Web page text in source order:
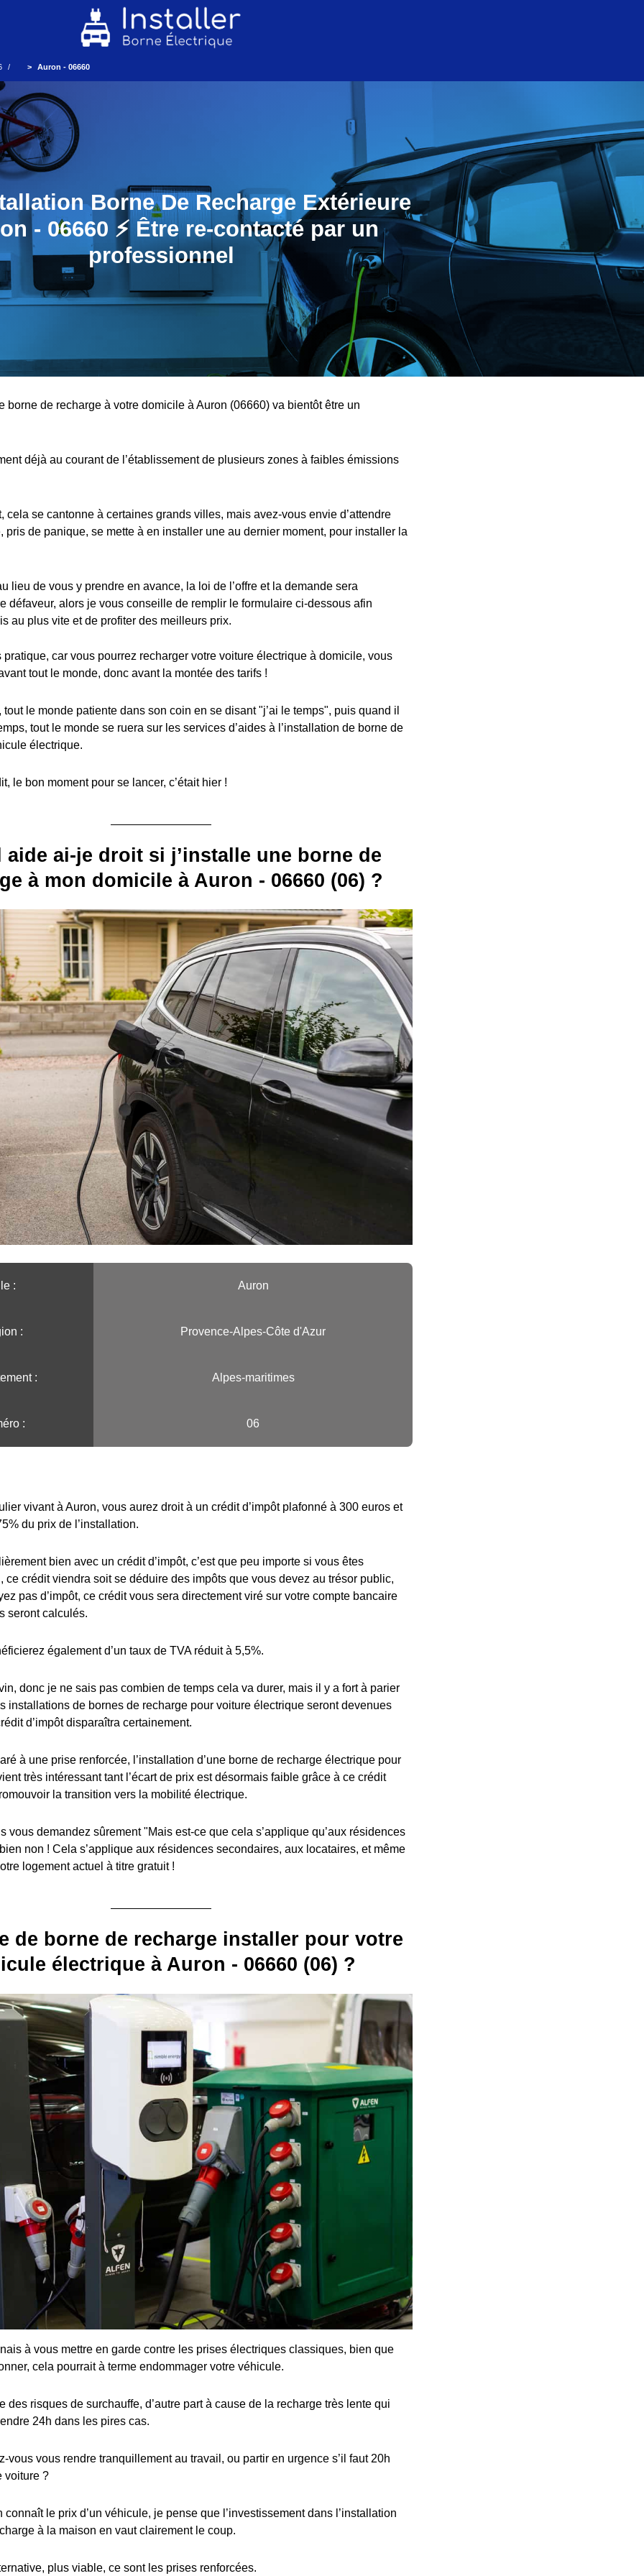
Auron - 06660
Borne De Recharge Extérieure
- 06660 ⚡️ Être re-contacté par un
professionnel
borne de recharge à votre domicile à Auron (06660) va bientôt être un
déjà au courant de l’établissement de plusieurs zones à faibles émissions
se cantonne à certaines grands villes, mais avez-vous envie d’attendre
pris de panique, se mette à en installer une au dernier moment, pour installer la
lieu de vous y prendre en avance, la loi de l’offre et la demande sera
défaveur, alors je vous conseille de remplir le formulaire ci-dessous afin
au plus vite et de profiter des meilleurs prix.
pratique, car vous pourrez recharger votre voiture électrique à domicile, vous
tout le monde, donc avant la montée des tarifs !
tout le monde patiente dans son coin en se disant "j’ai le temps", puis quand il
tout le monde se ruera sur les services d’aides à l’installation de borne de
électrique.
le bon moment pour se lancer, c’était hier !
aide ai-je droit si j’installe une borne de
à mon domicile à Auron - 06660 (06) ?
:️ Auron
:️ Provence-Alpes-Côte d'Azur
: Alpes-maritimes
: 06
vivant à Auron, vous aurez droit à un crédit d’impôt plafonné à 300 euros et
du prix de l’installation.
bien avec un crédit d’impôt, c’est que peu importe si vous êtes
ce crédit viendra soit se déduire des impôts que vous devez au trésor public,
pas d’impôt, ce crédit vous sera directement viré sur votre compte bancaire
seront calculés.
également d’un taux de TVA réduit à 5,5%.
donc je ne sais pas combien de temps cela va durer, mais il y a fort à parier
installations de bornes de recharge pour voiture électrique seront devenues
d’impôt disparaîtra certainement.
à une prise renforcée, l’installation d’une borne de recharge électrique pour
très intéressant tant l’écart de prix est désormais faible grâce à ce crédit
la transition vers la mobilité électrique.
vous demandez sûrement "Mais est-ce que cela s’applique qu’aux résidences
non ! Cela s’applique aux résidences secondaires, aux locataires, et même
logement actuel à titre gratuit !
de borne de recharge installer pour votre
électrique à Auron - 06660 (06) ?
à vous mettre en garde contre les prises électriques classiques, bien que
cela pourrait à terme endommager votre véhicule.
des risques de surchauffe, d’autre part à cause de la recharge très lente qui
24h dans les pires cas.
vous vous rendre tranquillement au travail, ou partir en urgence s’il faut 20h
voiture ?
le prix d’un véhicule, je pense que l’investissement dans l’installation
à la maison en vaut clairement le coup.
plus viable, ce sont les prises renforcées.